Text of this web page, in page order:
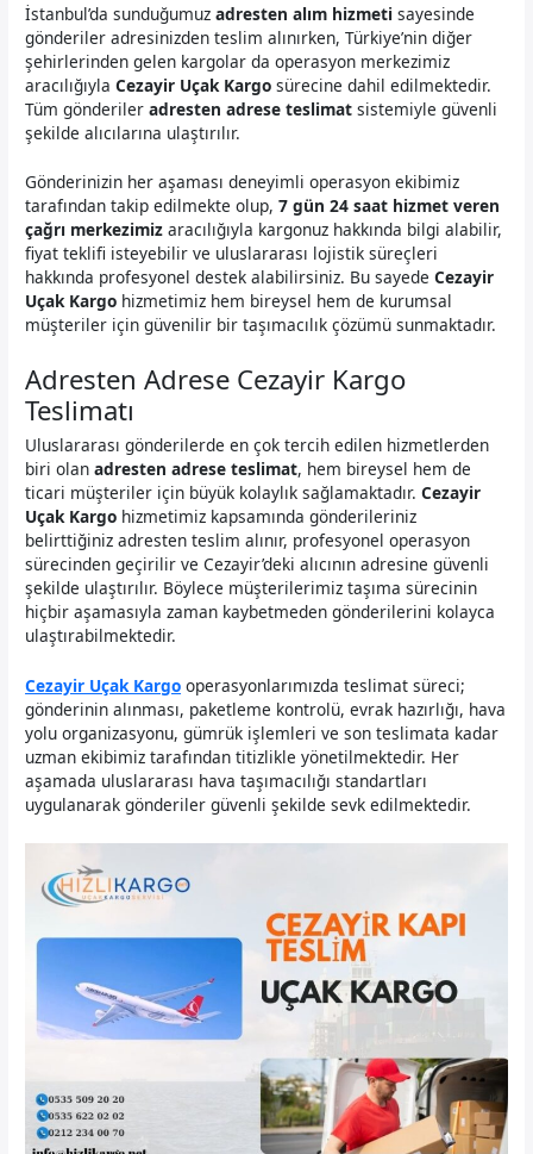
İstanbul’da sunduğumuzadresten alım hizmeti sayesinde
gönderiler adresinizden teslim alınırken, Türkiye’nin diğer
şehirlerinden gelen kargolar da operasyon merkezimiz
aracılığıylaCezayir Uçak Kargo sürecine dahil edilmektedir.
Tüm gönderileradresten adrese teslimat sistemiyle güvenli
şekilde alıcılarına ulaştırılır.
Gönderinizin her aşaması deneyimli operasyon ekibimiz
tarafından takip edilmekte olup,7 gün 24 saat hizmet veren
çağrı merkezimiz aracılığıyla kargonuz hakkında bilgi alabilir,
fiyat teklifi isteyebilir ve uluslararası lojistik süreçleri
hakkında profesyonel destek alabilirsiniz. Bu sayedeCezayir
Uçak Kargo hizmetimiz hem bireysel hem de kurumsal
müşteriler için güvenilir bir taşımacılık çözümü sunmaktadır.
Adresten Adrese Cezayir Kargo
Teslimatı
Uluslararası gönderilerde en çok tercih edilen hizmetlerden
biri olanadresten adrese teslimat, hem bireysel hem de
ticari müşteriler için büyük kolaylık sağlamaktadır.Cezayir
Uçak Kargo hizmetimiz kapsamında gönderileriniz
belirttiğiniz adresten teslim alınır, profesyonel operasyon
sürecinden geçirilir ve Cezayir’deki alıcının adresine güvenli
şekilde ulaştırılır. Böylece müşterilerimiz taşıma sürecinin
hiçbir aşamasıyla zaman kaybetmeden gönderilerini kolayca
ulaştırabilmektedir.
Cezayir Uçak Kargo operasyonlarımızda teslimat süreci;
gönderinin alınması, paketleme kontrolü, evrak hazırlığı, hava
yolu organizasyonu, gümrük işlemleri ve son teslimata kadar
uzman ekibimiz tarafından titizlikle yönetilmektedir. Her
aşamada uluslararası hava taşımacılığı standartları
uygulanarak gönderiler güvenli şekilde sevk edilmektedir.